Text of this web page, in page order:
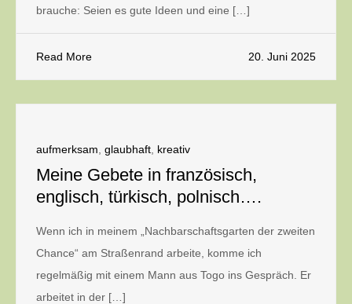
brauche: Seien es gute Ideen und eine […]
Read More 20. Juni 2025
aufmerksam glaubhaft kreativ
Meine Gebete in französisch,
englisch, türkisch, polnisch….
Wenn ich in meinem „Nachbarschaftsgarten der zweiten
Chance“ am Straßenrand arbeite, komme ich
regelmäßig mit einem Mann aus Togo ins Gespräch. Er
arbeitet in der […]